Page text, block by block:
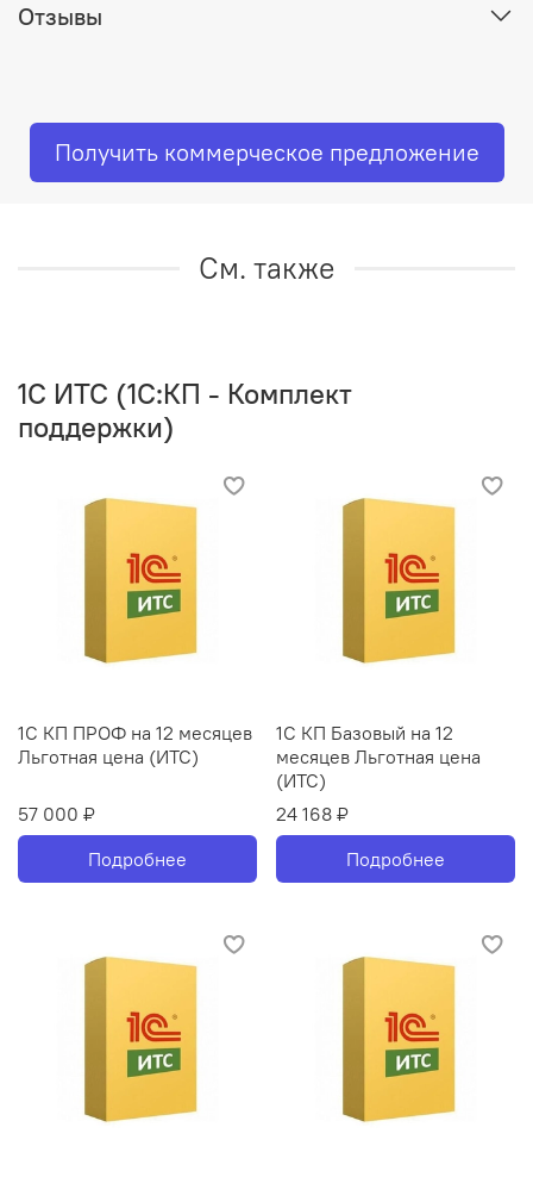
Отзывы
Получить коммерческое предложение
См. также
1C ИТС (1С:КП - Комплект
поддержки)
1С КП ПРОФ на 12 месяцев
Льготная цена (ИТС)
57 000 ₽
Подробнее
1С КП Базовый на 12
месяцев Льготная цена
(ИТС)
24 168 ₽
Подробнее